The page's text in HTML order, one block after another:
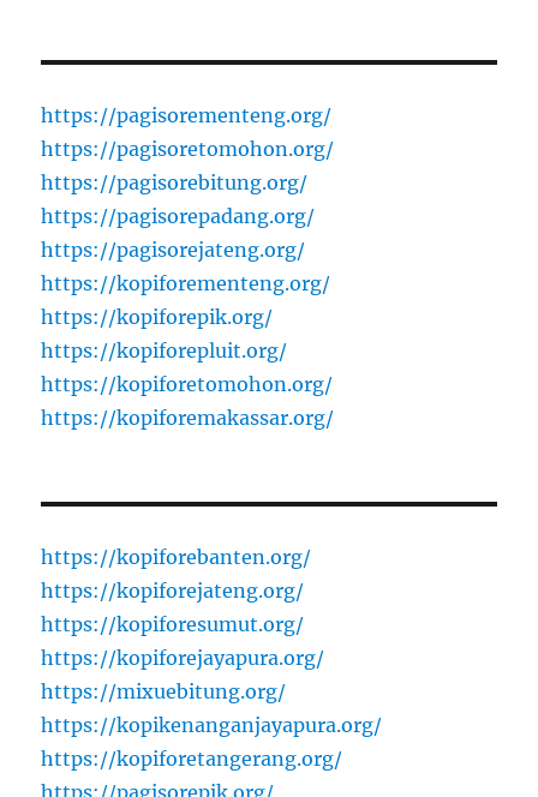
https://pagisorementeng.org/
https://pagisoretomohon.org/
https://pagisorebitung.org/
https://pagisorepadang.org/
https://pagisorejateng.org/
https://kopiforementeng.org/
https://kopiforepik.org/
https://kopiforepluit.org/
https://kopiforetomohon.org/
https://kopiforemakassar.org/
https://kopiforebanten.org/
https://kopiforejateng.org/
https://kopiforesumut.org/
https://kopiforejayapura.org/
https://mixuebitung.org/
https://kopikenanganjayapura.org/
https://kopiforetangerang.org/
https://pagisorepik.org/